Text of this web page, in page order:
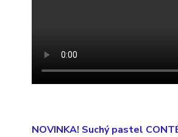
NOVINKA! Suchý pastel